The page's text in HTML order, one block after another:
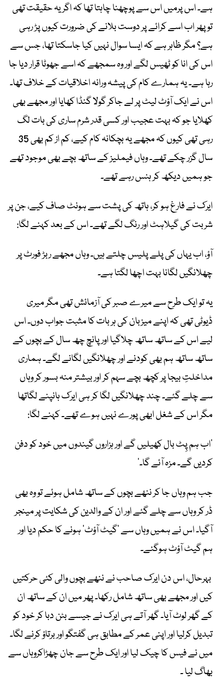
ہے۔ اس پرمیں اس سے پوچھنا چاہتا تھا کہ اگر یہ حقیقت تھی
تو پھر اب اسے کرائے پر دوست بلانے کی ضرورت کیوں پڑ رہی
ہے؟ مگر ظاہر ہے کہ ایسا سوال نہیں کیا جاسکتا تھا، جس سے
اس کی انا کو ٹھیس لگے اور وہ سمجھے کہ اسے جھوٹا قرار دیا جا
رہا ہے۔ یہ ہمارے کام کی پیشہ ورانہ اخلاقیات کے خلاف تھا۔
اس نے ایک آؤٹ لیٹ پر لے جاکر گولا گنڈا کھایا اور مجھے بھی
کھلایا جو کہ بہت عجیب اور کسی قدر شرم ساری کی بات لگ
رہی تھی کیوں کہ مجھے یہ بچکانہ کام کیے، کم از کم بھی 35
سال گزر چکے تھے۔ وہاں فیملیز کے ساتھ بچے بھی موجود تھے
جو ہمیں دیکھ کر ہنس رہے تھے۔
ایرک نے فارغ ہو کر، ہاتھ کی پشت سے ہونٹ صاف کیے، جن پر
شربت کی گیلاہٹ اور رنگ لگے تھے۔ اس کے بعد کہنے لگا:
آؤ، اب یہاں کی پلے پلیس چلتے ہیں۔ وہاں مجھے ربڑ فورٹ پر
چھلانگیں لگانا بہت اچھا لگتا ہے۔
یہ تو ایک طرح سے میرے صبر کی آزمائش تھی مگر میری
ڈیوٹی تھی کہ اپنے میزبان کی ہر بات کا مثبت جواب دوں۔ اس
لیے اس کے ساتھ ساتھ چلاگیا اور پانچ چھ سال کے بچوں کے
ساتھ ساتھ ہم بھی کودنے اور چھلانگیں لگانے لگے۔ ہماری
مداخلتِ بیجا پر کچھ بچے سہم کر اور بیشتر منہ بسور کر وہاں
سے چلے گئے۔ چند چھلانگیں لگا کر ہی ایرک ہانپنے لگاتھا
مگر اس کے شغل ابھی پورے نہیں ہوے تھے۔ کہنے لگا:
’اب ہم پِٹ بال کھیلیں گے اور ہزاروں گیندوں میں خود کو دفن
کردیں گے۔ مزہ آئے گا۔‘
جب ہم وہاں جا کر ننھے بچوں کے ساتھ شامل ہوئے تو وہ بھی
ڈر کر وہاں سے چلے گئے اور ان کے والدین کی شکایت پر مینجر
آگیا۔ اس نے ہمیں وہاں سے ’گیٹ آؤٹ‘ ہونے کا حکم دیا اور
ہم گیٹ آؤٹ ہوگئے۔
بہرحال، اس دن ایرک صاحب نے ننھے بچوں والی کئی حرکتیں
کیں اور مجھے بھی ساتھ شامل رکھا۔ پھر میں ان کے ساتھ ان
کے گھر لوٹ آیا۔ گھر آتے ہی ایرک نے جیسے بٹن دبا کر خود کو
تبدیل کرلیا اور اپنی عمر کے مطابق ہی گفتگو اور برتاؤ کرنے لگا۔
میں نے فیس کا چیک لیا اور ایک طرح سے جان چھڑاکروہاں سے
بھاگ لیا ۔